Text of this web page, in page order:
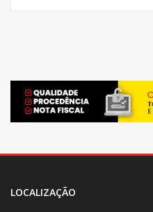
LOCALIZAÇÃO